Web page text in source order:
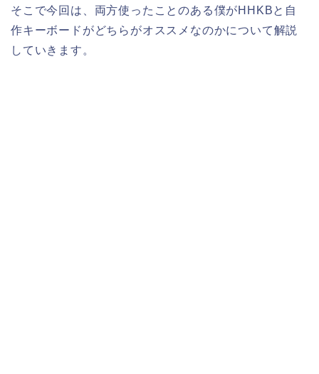
そこで今回は、両方使ったことのある僕がHHKBと自
作キーボードがどちらがオススメなのかについて解説
していきます。